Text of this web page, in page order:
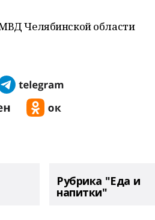
Челябинской области
Рубрика "Еда и
напитки"